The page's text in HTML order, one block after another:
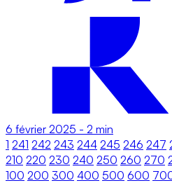
6 février 2025 - 2 min
1 241 242 243 244 245 246 247
210 220 230 240 250 260 270
100 200 300 400 500 600